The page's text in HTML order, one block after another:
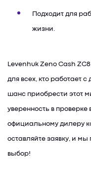
Подходит для
жизни.
Levenhuk Zeno Cash
для всех, кто работает
шанс приобрести этот
уверенность в
официальному дилеру
оставляйте заявку, и
выбор!